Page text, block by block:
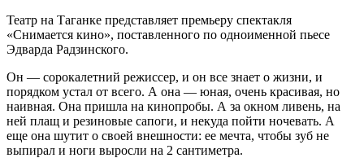
Театр на Таганке представляет премьеру спектакля
«Снимается кино», поставленного по одноименной пьесе
Эдварда Радзинского.
Он — сорокалетний режиссер, и он все знает о жизни, и
порядком устал от всего. А она — юная, очень красивая, но
наивная. Она пришла на кинопробы. А за окном ливень, на
ней плащ и резиновые сапоги, и некуда пойти ночевать. А
еще она шутит о своей внешности: ее мечта, чтобы зуб не
выпирал и ноги выросли на 2 сантиметра.